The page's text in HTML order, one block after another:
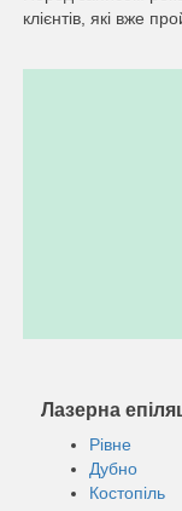
клієнтів, які вже
Лазерна
Рівне
Дубно
Костопіль